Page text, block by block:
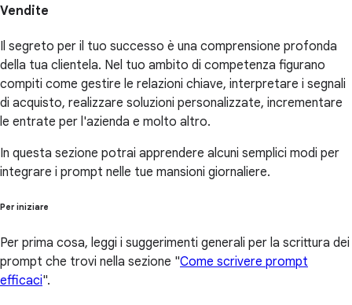
Vendite
Il segreto per il tuo successo è una comprensione profonda
della tua clientela. Nel tuo ambito di competenza figurano
compiti come gestire le relazioni chiave, interpretare i segnali
di acquisto, realizzare soluzioni personalizzate, incrementare
le entrate per l'azienda e molto altro.
In questa sezione potrai apprendere alcuni semplici modi per
integrare i prompt nelle tue mansioni giornaliere.
Per iniziare
Per prima cosa, leggi i suggerimenti generali per la scrittura dei
prompt che trovi nella sezione "Come scrivere prompt
efficaci".